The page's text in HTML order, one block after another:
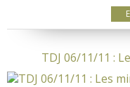
TDJ 06/11/11 :